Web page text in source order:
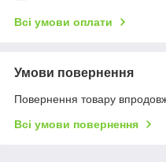
Всі умови оплати
Умови повернення
Повернення товару
Всі умови повернення